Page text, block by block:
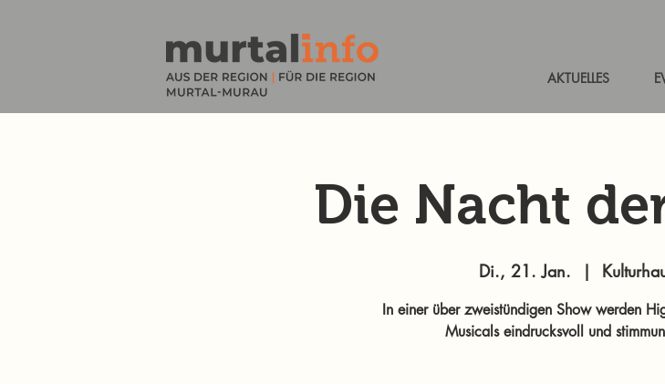
AKTUELLES
Die Nacht
Di., 21. Jan.
  |
In einer über zweistündigen Show werden
Musicals eindrucksvoll und